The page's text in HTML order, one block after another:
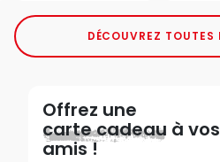
DÉCOUVREZ TOUTES
Offrez une
carte cadeau à vos
amis !